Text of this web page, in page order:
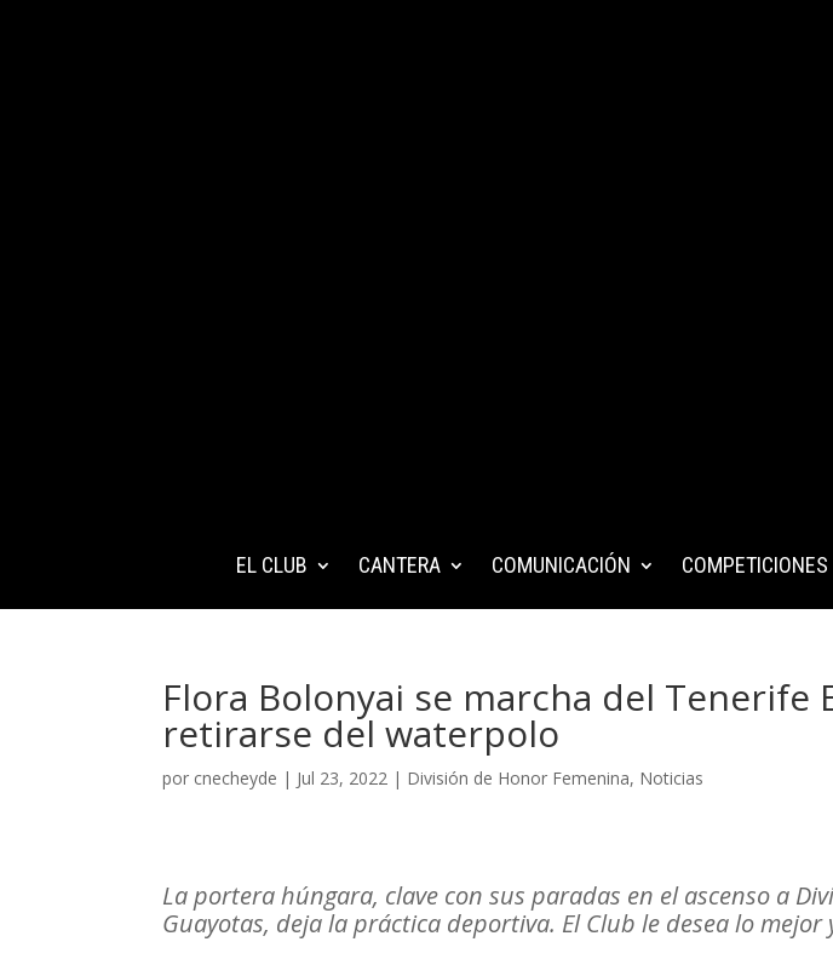
EL CLUB CANTERA COMUNICACIÓN COMPETICIONES
Flora Bolonyai se marcha del Tenerife
retirarse del waterpolo
por cnecheyde | Jul 23, 2022 | División de Honor Femenina, Noticias
La portera húngara, clave con sus paradas en el ascenso a
Guayotas, deja la práctica deportiva. El Club le desea lo mejor